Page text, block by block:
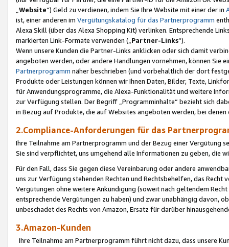
Website“) Geld zu verdienen, indem Sie Ihre Website mit einer der in
ist, einer anderen im Vergütungskatalog für das Partnerprogramm
Alexa Skill (über das Alexa Shopping Kit) verlinken. Entsprechende
markierten Link-Formate verwenden („ Partner-Links“).
Wenn unsere Kunden die Partner-Links anklicken oder sich damit
angeboten werden, oder andere Handlungen vornehmen, können Sie
Partnerprogramm näher beschrieben (und vorbehaltlich der dort
Produkte oder Leistungen können wir Ihnen Daten, Bilder, Texte,
für Anwendungsprogramme, die Alexa-Funktionalität und weitere
zur Verfügung stellen. Der Begriff „Programminhalte“ bezieht sich
in Bezug auf Produkte, die auf Websites angeboten werden, bei
2.Compliance-Anforderungen für das
Ihre Teilnahme am Partnerprogramm und der Bezug einer Vergütung
Sie sind verpflichtet, uns umgehend alle Informationen zu geben, die
Für den Fall, dass Sie gegen diese Vereinbarung oder andere
uns zur Verfügung stehenden Rechten und Rechtsbehelfen, das
Vergütungen ohne weitere Ankündigung (soweit nach geltendem
entsprechende Vergütungen zu haben) und zwar unabhängig davon,
unbeschadet des Rechts von Amazon, Ersatz für darüber
3.Amazon-Kunden
Ihre Teilnahme am Partnerprogramm führt nicht dazu, dass unsere